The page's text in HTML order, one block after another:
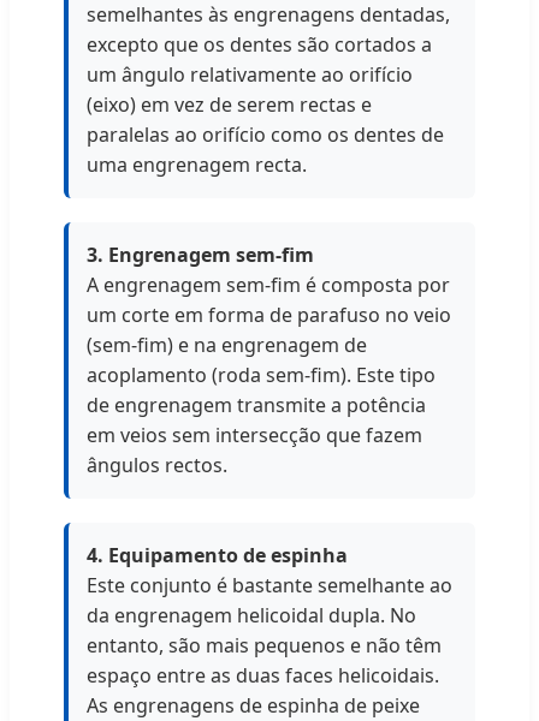
semelhantes às engrenagens dentadas,
excepto que os dentes são cortados a
um ângulo relativamente ao orifício
(eixo) em vez de serem rectas e
paralelas ao orifício como os dentes de
uma engrenagem recta.
3. Engrenagem sem-fim
A engrenagem sem-fim é composta por
um corte em forma de parafuso no veio
(sem-fim) e na engrenagem de
acoplamento (roda sem-fim). Este tipo
de engrenagem transmite a potência
em veios sem intersecção que fazem
ângulos rectos.
4. Equipamento de espinha
Este conjunto é bastante semelhante ao
da engrenagem helicoidal dupla. No
entanto, são mais pequenos e não têm
espaço entre as duas faces helicoidais.
As engrenagens de espinha de peixe